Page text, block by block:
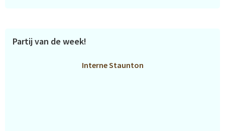
Partij van de week!
Interne Staunton